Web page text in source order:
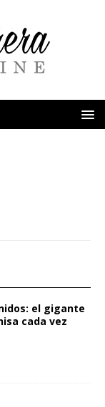
el gigante
cada vez